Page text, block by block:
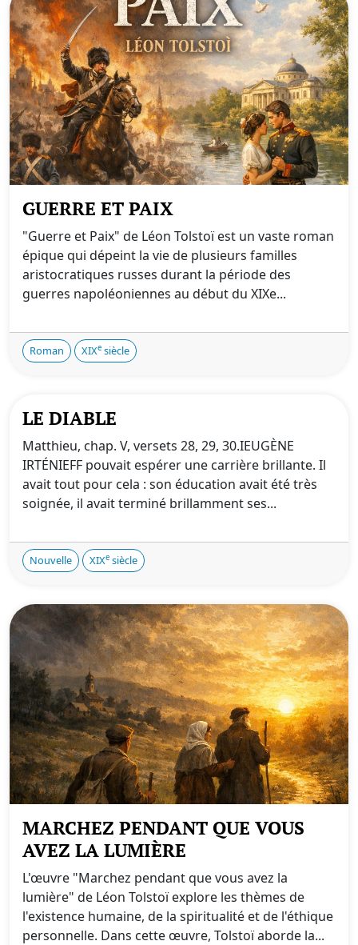
GUERRE ET PAIX
"Guerre et Paix" de Léon Tolstoï est un vaste roman
épique qui dépeint la vie de plusieurs familles
aristocratiques russes durant la période des
guerres napoléoniennes au début du XIXe...
Roman XIXe siècle
LE DIABLE
Matthieu, chap. V, versets 28, 29, 30.IEUGÈNE
IRTÉNIEFF pouvait espérer une carrière brillante. Il
avait tout pour cela : son éducation avait été très
soignée, il avait terminé brillamment ses...
Nouvelle XIXe siècle
MARCHEZ PENDANT QUE VOUS
AVEZ LA LUMIÈRE
L'œuvre "Marchez pendant que vous avez la
lumière" de Léon Tolstoï explore les thèmes de
l'existence humaine, de la spiritualité et de l'éthique
personnelle. Dans cette œuvre, Tolstoï aborde la...